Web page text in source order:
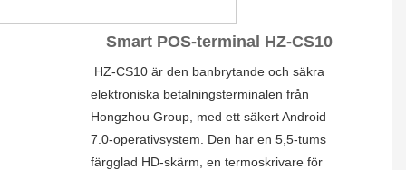
Smart POS-terminal HZ-CS10
HZ-CS10 är den banbrytande och säkra
elektroniska betalningsterminalen från
Hongzhou Group, med ett säkert Android
7.0-operativsystem. Den har en 5,5-tums
färgglad HD-skärm, en termoskrivare för